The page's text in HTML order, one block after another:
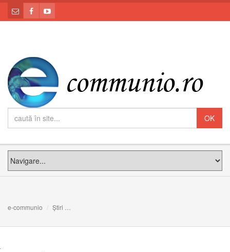
e-communio Știri